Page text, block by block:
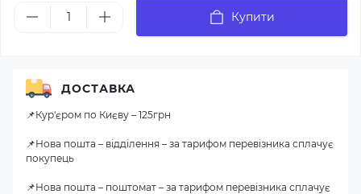
Купити
ДОСТАВКА
📌Кур'єром по Києву – 125грн
📌Нова пошта – відділення – за тарифом перевізника сплачує
покупець
📌Нова пошта – поштомат – за тарифом перевізника сплачує